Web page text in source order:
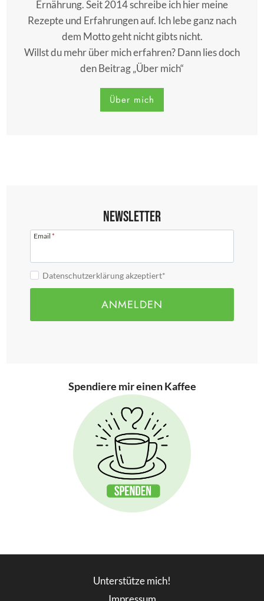
Ernährung. Seit 2014 schreibe ich hier meine
Rezepte und Erfahrungen auf. Ich lebe ganz nach
dem Motto geht nicht gibts nicht.
Willst du mehr über mich erfahren? Dann lies doch
den Beitrag „Über mich“
Über mich
Newsletter
Email *
Datenschutzerklärung akzeptiert*
ANMELDEN
Spendiere mir einen Kaffee
Unterstütze mich!